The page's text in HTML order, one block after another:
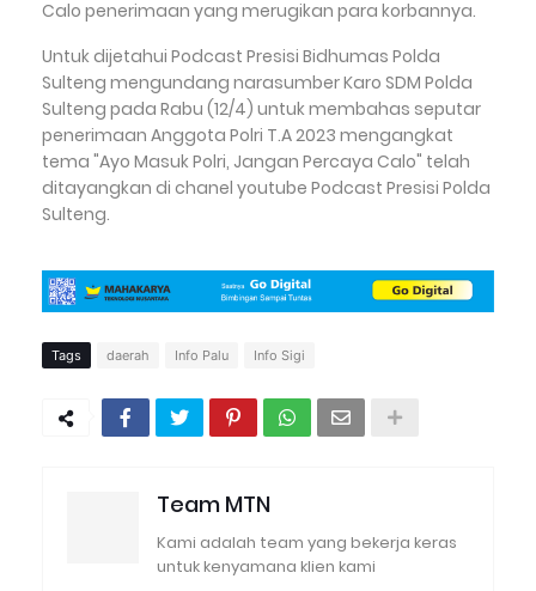
Calo penerimaan yang merugikan para korbannya.
Untuk dijetahui Podcast Presisi Bidhumas Polda
Sulteng mengundang narasumber Karo SDM Polda
Sulteng pada Rabu (12/4) untuk membahas seputar
penerimaan Anggota Polri T.A 2023 mengangkat
tema "Ayo Masuk Polri, Jangan Percaya Calo" telah
ditayangkan di chanel youtube Podcast Presisi Polda
Sulteng.
Tags daerah Info Palu Info Sigi
Team MTN
Kami adalah team yang bekerja keras
untuk kenyamana klien kami